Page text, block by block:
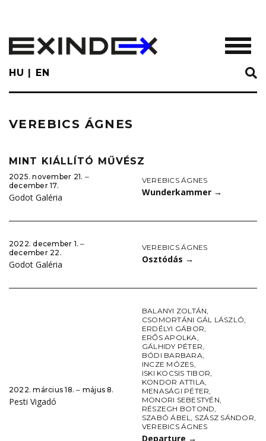
main
content
HU EN
VEREBICS ÁGNES
MINT KIÁLLÍTÓ MŰVÉSZ
2025. november 21. ‒
december 17.
Godot Galéria
VEREBICS ÁGNES
Wunderkammer →
2022. december 1. ‒
december 22.
Godot Galéria
VEREBICS ÁGNES
Osztódás →
2022. március 18. ‒ május 8.
Pesti Vigadó
BALANYI ZOLTÁN,
CSOMORTÁNI GÁL LÁSZLÓ,
ERDÉLYI GÁBOR,
ERŐS APOLKA,
GÁLHIDY PÉTER,
BÓDI BARBARA,
INCZE MÓZES,
ISKI KOCSIS TIBOR,
KONDOR ATTILA,
MENASÁGI PÉTER,
MONORI SEBESTYÉN,
RÉSZEGH BOTOND,
SZABÓ ÁBEL, SZÁSZ SÁNDOR,
VEREBICS ÁGNES
Departure →